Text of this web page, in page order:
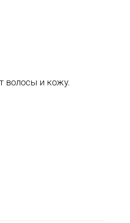
волосы и кожу.